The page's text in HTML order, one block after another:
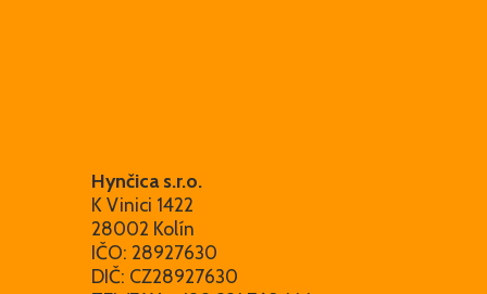
Hynčica s.r.o.
K Vinici 1422
28002 Kolín
IČO: 28927630
DIČ: CZ28927630